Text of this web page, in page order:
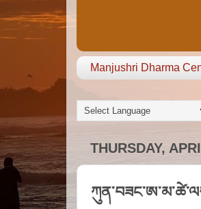
Manjushri Dharma
THURSDAY,